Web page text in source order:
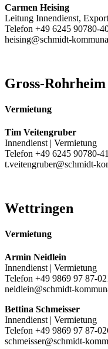
Carmen Heising
Leitung Innendienst,
Telefon +49 6245 90780-
heising@schmidt-
Gross-Rohrheim
Vermietung
Tim Veitengruber
Innendienst | Vermietung
Telefon +49 6245 90780-41
t.veitengruber@schmidt-
Wettringen
Vermietung
Armin Neidlein
Innendienst | Vermietung
Telefon +49 9869 97 87-
neidlein@schmidt-
Bettina Schmeisser
Innendienst | Vermietung
Telefon +49 9869 97 87-
schmeisser@schmidt-